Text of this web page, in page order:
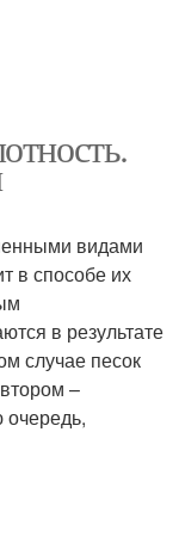
видами
в способе их
в результате
случае песок
–
очередь,